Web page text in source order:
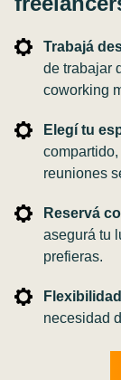
Trabajá
de trabajar
coworking
Elegí tu
reuniones
Reservá
asegurá tu
prefieras.
necesidad